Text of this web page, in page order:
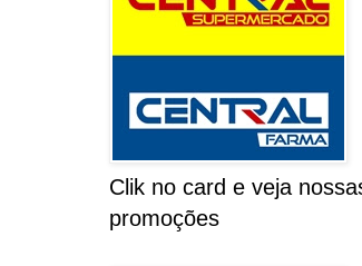
Clik no card e veja
promoções